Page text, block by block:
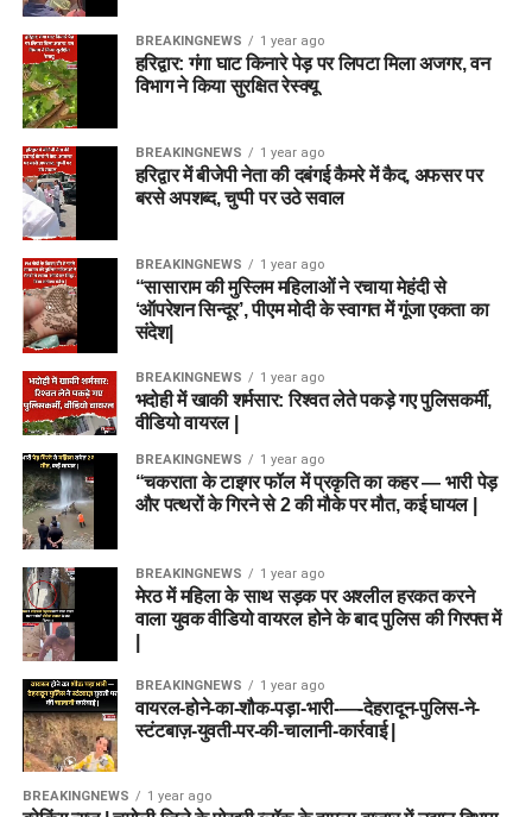
BREAKINGNEWS 1 year ago
हरिद्वार: गंगा घाट किनारे पेड़ पर लिपटा मिला अजगर, वन
विभाग ने किया सुरक्षित रेस्क्यू
BREAKINGNEWS 1 year ago
हरिद्वार में बीजेपी नेता की दबंगई कैमरे में कैद, अफसर पर
बरसे अपशब्द, चुप्पी पर उठे सवाल
BREAKINGNEWS 1 year ago
“सासाराम की मुस्लिम महिलाओं ने रचाया मेहंदी से
‘ऑपरेशन सिन्दूर’, पीएम मोदी के स्वागत में गूंजा एकता का
संदेश|
BREAKINGNEWS 1 year ago
भदोही में खाकी शर्मसार: रिश्वत लेते पकड़े गए पुलिसकर्मी,
वीडियो वायरल |
BREAKINGNEWS 1 year ago
“चकराता के टाइगर फॉल में प्रकृति का कहर — भारी पेड़
और पत्थरों के गिरने से 2 की मौके पर मौत, कई घायल |
BREAKINGNEWS 1 year ago
मेरठ में महिला के साथ सड़क पर अश्लील हरकत करने
वाला युवक वीडियो वायरल होने के बाद पुलिस की गिरफ्त में
BREAKINGNEWS 1 year ago
वायरल-होने-का-शौक-पड़ा-भारी-—-देहरादून-पुलिस-ने-
स्टंटबाज़-युवती-पर-की-चालानी-कार्रवाई |
BREAKINGNEWS 1 year ago